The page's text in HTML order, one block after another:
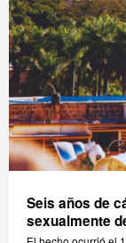
Seis años de
sexualmente